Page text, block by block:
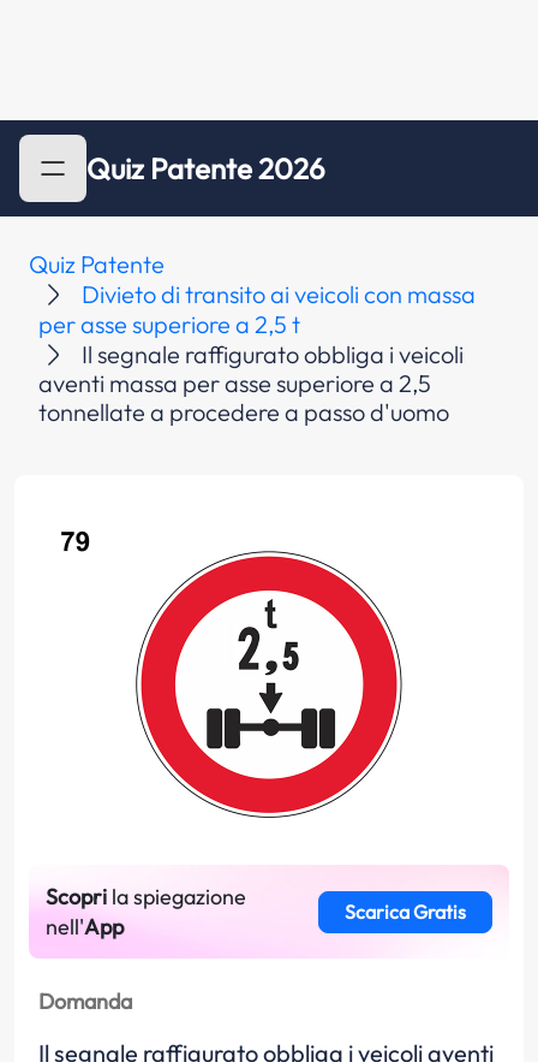
Quiz Patente 2026
Quiz Patente
Divieto di transito ai veicoli con massa
per asse superiore a 2,5 t
Il segnale raffigurato obbliga i veicoli
aventi massa per asse superiore a 2,5
tonnellate a procedere a passo d'uomo
Scopri la spiegazione
nell'App
Scarica Gratis
Domanda
Il segnale raffigurato obbliga i veicoli aventi